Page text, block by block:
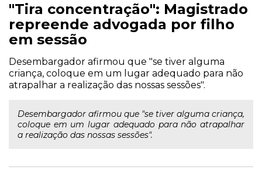
"Tira concentração": Magistrado
repreende advogada por filho
em sessão
Desembargador afirmou que "se tiver alguma
criança, coloque em um lugar adequado para não
atrapalhar a realização das nossas sessões".
Desembargador afirmou que "se tiver alguma criança,
coloque em um lugar adequado para não atrapalhar
a realização das nossas sessões".